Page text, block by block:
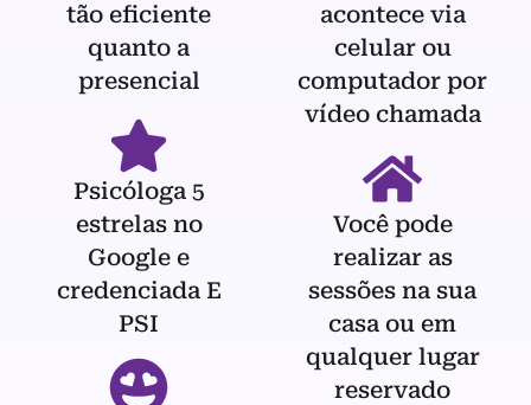
tão eficiente
quanto a
presencial
Psicóloga 5
estrelas no
Google e
credenciada E
PSI
acontece via
celular ou
computador por
vídeo chamada
Você pode
realizar as
sessões na sua
casa ou em
qualquer lugar
reservado